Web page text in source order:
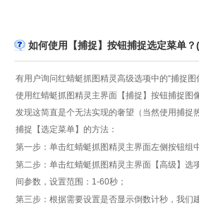
如何使用【捕捉】按钮捕捉选定菜单
有用户询问红蜻蜓抓图精灵高级选项中的“捕捉
使用红蜻蜓抓图精灵主界面【捕捉】按钮捕捉
发现这简直是个无法实现的奢望（当然使用捕
捕捉【选定菜单】的方法：
第一步：单击红蜻蜓抓图精灵主界面左侧按钮
第二步：单击红蜻蜓抓图精灵主界面【高级】
间参数，设置范围：1-60秒；
第三步：根据需要设置是否显示倒数计秒，我